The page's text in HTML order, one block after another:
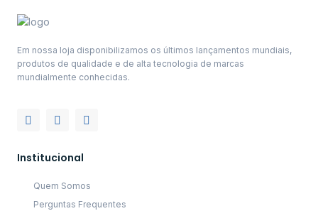
Em nossa loja disponibilizamos os últimos lançamentos mundiais,
produtos de qualidade e de alta tecnologia de marcas
mundialmente conhecidas.
Institucional
Quem Somos
Perguntas Frequentes